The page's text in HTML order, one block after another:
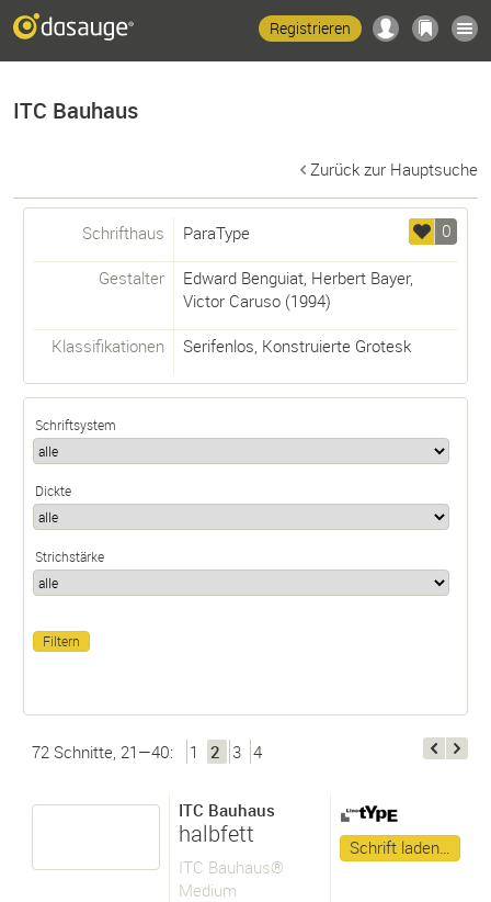
Registrieren
ITC Bauhaus
Zurück zur Hauptsuche
0
Schrifthaus ParaType
Gestalter Edward Benguiat, Herbert Bayer,
Victor Caruso(1994)
Klassifikationen Serifenlos, Konstruierte Grotesk
Schriftsystem
Dickte
Strichstärke
72 Schnitte, 21—40: 1 2 3 4
ITC Bauhaus
halbfett
ITC Bauhaus®
Medium
Schrift laden…